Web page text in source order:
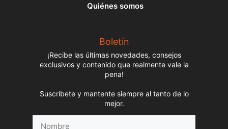
Quiénes somos
Boletín
¡Recibe las últimas novedades, consejos
exclusivos y contenido que realmente vale la
pena!
Suscríbete y mantente siempre al tanto de lo
mejor.